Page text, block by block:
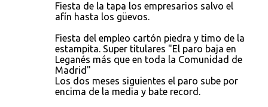
Fiesta de la tapa los empresarios salvo el
afín hasta los güevos.
Fiesta del empleo cartón piedra y timo de la
estampita. Super titulares "El paro baja en
Leganés más que en toda la Comunidad de
Madrid"
Los dos meses siguientes el paro sube por
encima de la media y bate record.